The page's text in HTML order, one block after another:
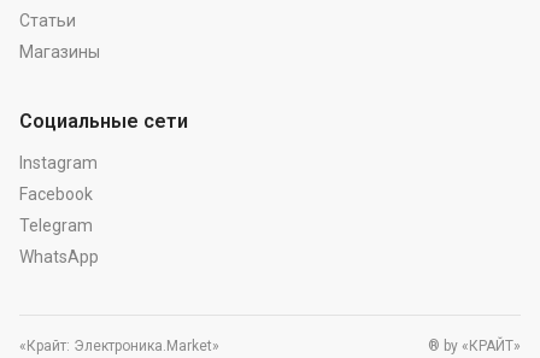
Статьи
Магазины
Социальные сети
Instagram
Facebook
Telegram
WhatsApp
«Крайт: Электроника.Market» ® by «КРАЙТ»